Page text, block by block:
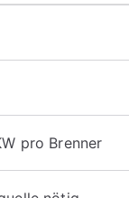
pro Brenner